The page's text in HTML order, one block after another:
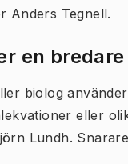
Anders Tegnell.
en
biolog
eller
Lundh.